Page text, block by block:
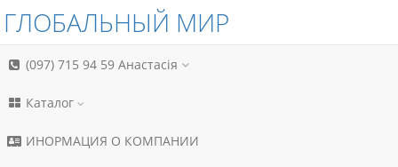
ГЛОБАЛЬНЫЙ МИР
(097) 715 94 59 Анастасія
Каталог
ИНОРМАЦИЯ О КОМПАНИИ